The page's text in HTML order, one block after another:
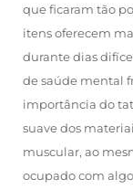
que ficaram tão
itens oferecem
durante dias
de saúde mental
importância do
suave dos
muscular, ao
ocupado com